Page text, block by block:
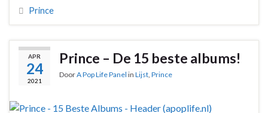
Prince
APR
24
2021
Prince – De 15 beste albums!
DoorA Pop Life Panel in Lijst, Prince